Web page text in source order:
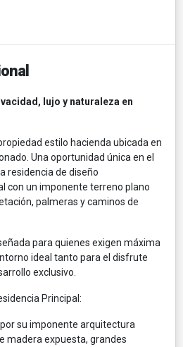
lujo y naturaleza en
estilo hacienda ubicada en
Una oportunidad única en el
residencia de diseño
con un imponente terreno plano
palmeras y caminos de
para quienes exigen máxima
ideal tanto para el disfrute
exclusivo.
Principal:
su imponente arquitectura
madera expuesta, grandes